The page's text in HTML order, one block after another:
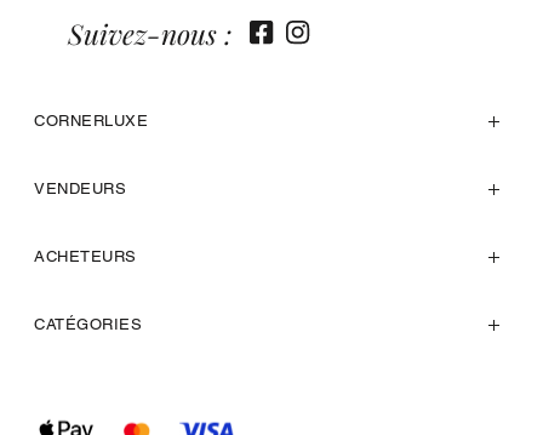
CORNERLUXE
VENDEURS
ACHETEURS
CATÉGORIES
Suivez-nous :